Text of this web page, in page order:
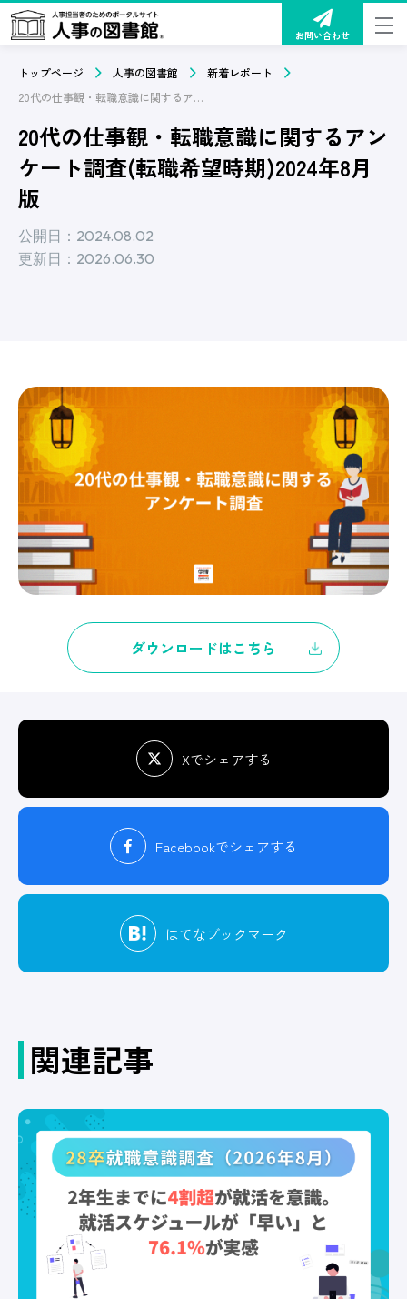
お問い合わせ
トップページ 人事の図書館
新着レポート
20代の仕事観・転職意識に関するアンケート調査(転職希望時期)2024年8月版
20代の仕事観・転職意識に関するアン
ケート調査(転職希望時期)2024年8月
版
公開日：2024.08.02
更新日：2026.06.30
ダウンロードはこちら
Xでシェアする
Facebookでシェアする
はてなブックマーク
関連記事